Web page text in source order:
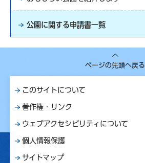
公園に関する申請書一覧
ページの先頭へ戻る
このサイトについて
著作権・リンク
ウェブアクセシビリティについて
個人情報保護
サイトマップ